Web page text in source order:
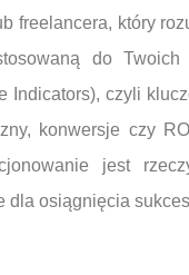
freelancera, który
do
Indicators), czyli
konwersje czy
jest
dla osiągnięcia